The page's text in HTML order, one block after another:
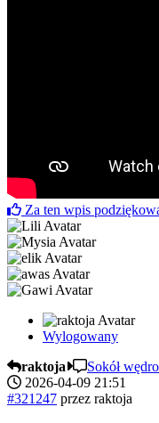
Za ten wpis
Wylogowany
raktoja
Sokół
2026-04-09 21:51
#321247 przez raktoja